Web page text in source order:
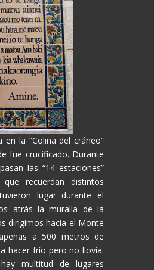
en la “Colina del cráneo”
fue crucificado. Durante
las “14 estaciones”
recuerdan distintos
lugar durante el
atrás la muralla de la
dirigimos hacia el Monte
a 500 metros de
hacer frío pero no llovía.
multitud de lugares